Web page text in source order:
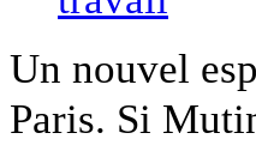
Un nouvel
Paris. Si